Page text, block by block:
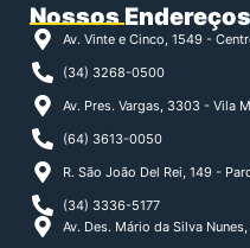
Nossos Endereços
Av. Vinte e Cinco, 1549 -
(34) 3268-0500
Av. Pres. Vargas, 3303 - Vila
(64) 3613-0050
R. São João Del Rei, 149 -
(34) 3336-5177
Av. Des. Mário da Silva